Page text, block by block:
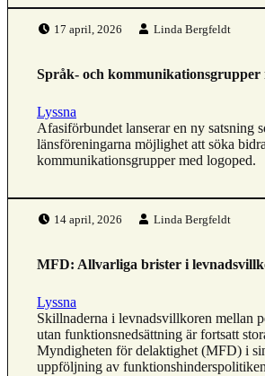
Språk- och kommunikationsgrupper
Lyssna
Afasiförbundet lanserar en ny satsning
länsföreningarna möjlighet att söka
kommunikationsgrupper med logoped.
Publicerad den:
17 april, 2026 Skriven av:
Linda Bergfeldt
MFD: Allvarliga brister i
Lyssna
Skillnaderna i levnadsvillkoren mellan
utan funktionsnedsättning är fortsatt
Myndigheten för delaktighet (MFD) i
uppföljning av
Publicerad den:
14 april, 2026 Skriven av:
Linda Bergfeldt